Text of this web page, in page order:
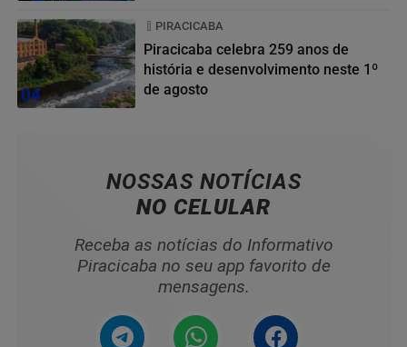
04
PIRACICABA
Piracicaba celebra 259 anos de
história e desenvolvimento neste 1º
de agosto
NOSSAS NOTÍCIAS
NO CELULAR
Receba as notícias do Informativo
Piracicaba no seu app favorito de
mensagens.